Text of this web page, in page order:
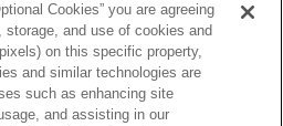
画像
順位表
About NFL
Cookies” you are agreeing
and use of cookies and
on this specific property,
and similar technologies are
such as enhancing site
and assisting in our